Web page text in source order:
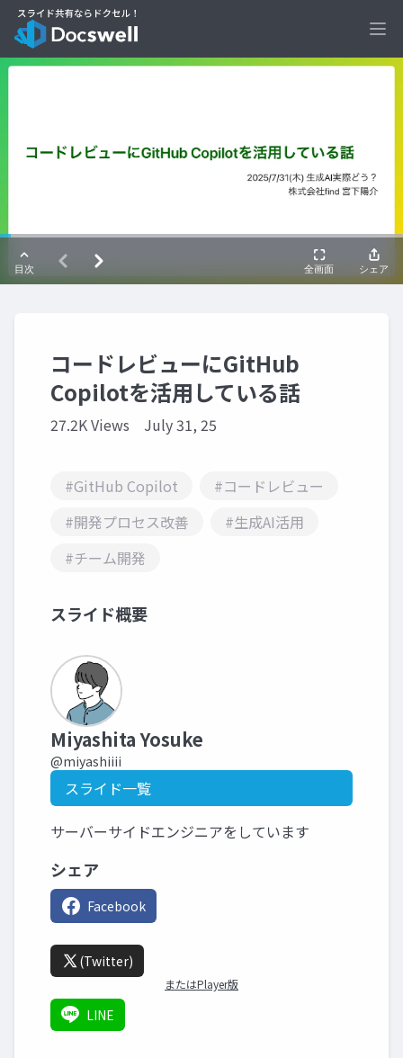
コードレビューにGitHub
Copilotを活用している話
27.2K Views July 31, 25
#GitHub Copilot
#コードレビュー
#開発プロセス改善
#生成AI活用
#チーム開発
スライド概要
Miyashita Yosuke
@miyashiiii
スライド一覧
サーバーサイドエンジニアをしています
シェア
Facebook
(Twitter)
またはPlayer版
LINE